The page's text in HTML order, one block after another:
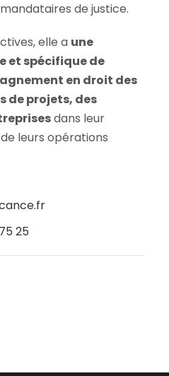
de justice.
elle a une
et spécifique de
en droit des
de projets, des
dans leur
leurs opérations
25